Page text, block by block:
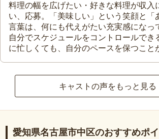
料理の幅を広げたい・好きな料理が収入
い、応募。「美味しい」という笑顔と「
言葉は、何にも代えがたい充実感になっ
自分でスケジュールをコントロールでき
に忙しくても、自分のペースを保つこと
キャストの声をもっと見る
愛知県名古屋市中区のおすすめポ